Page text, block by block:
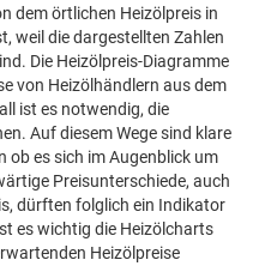
dem örtlichen Heizölpreis in
weil die dargestellten Zahlen
Die Heizölpreis-Diagramme
von Heizölhändlern aus dem
ist es notwendig, die
Auf diesem Wege sind klare
ob es sich im Augenblick um
Preisunterschiede, auch
dürften folglich ein Indikator
es wichtig die Heizölcharts
Heizölpreise